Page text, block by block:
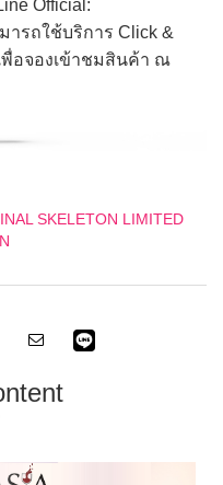
Official:
ารถใช้บริการ Click &
พื่อจองเข้าชมสินค้า ณ
SKELETON LIMITED